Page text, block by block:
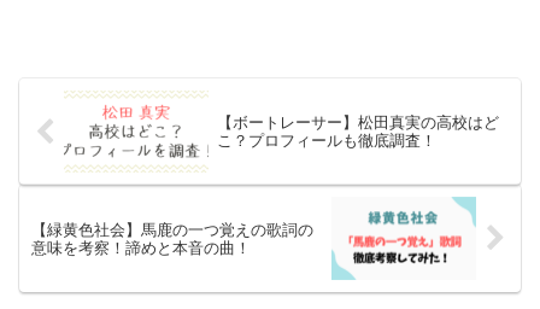
【ボートレーサー】松田真実の高校はど
こ？プロフィールも徹底調査！
【緑黄色社会】馬鹿の一つ覚えの歌詞の
意味を考察！諦めと本音の曲！